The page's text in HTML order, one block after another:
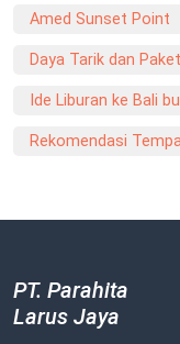
Amed Sunset Point
Daya Tarik dan
Ide Liburan ke Bali
Rekomendasi
PT. Parahita
Larus Jaya